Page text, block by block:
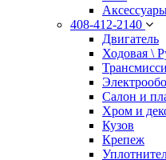
408-412-2140
Двигатель
Ходовая \
Салон и
Хром и
Кузов
Крепеж